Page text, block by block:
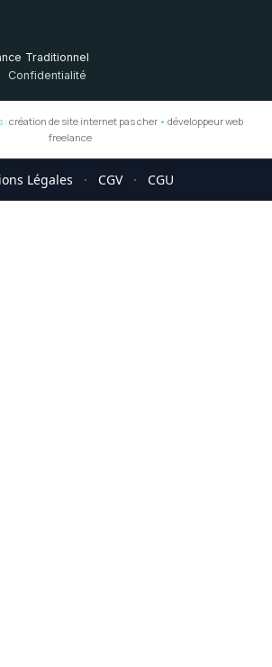
Traditionnel
Confidentialité
:création de site internet pas cher • développeur web
freelance
Légales · CGV · CGU